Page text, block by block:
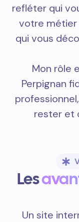
refléter qui
votre métier
qui vous
Mon rôle
Perpignan
rester et
Les
Un site